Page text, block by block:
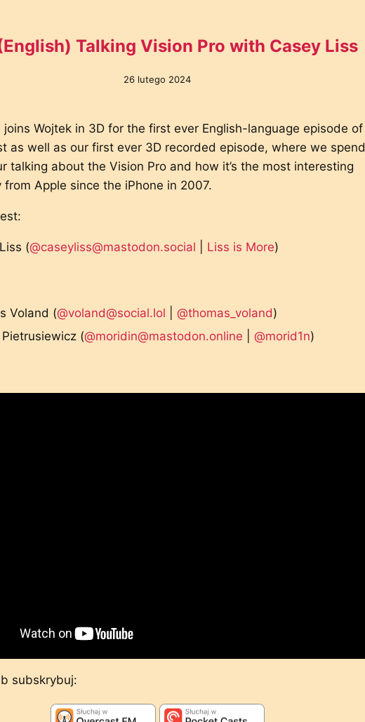
Talking Vision Pro with Casey Liss
26 lutego 2024
joins Wojtek in 3D for the first ever English-language episode of
as well as our first ever 3D recorded episode, where we spend
talking about the Vision Pro and how it’s the most interesting
from Apple since the iPhone in 2007.
(@caseyliss@mastodon.social Liss is More)
Voland (@voland@social.lol @thomas_voland)
(@moridin@mastodon.online @morid1n)
subskrybuj: